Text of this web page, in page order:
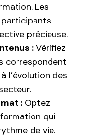
Les
participants
précieuse.
: Vérifiez
correspondent
l’évolution des
: Optez
qui
de vie.